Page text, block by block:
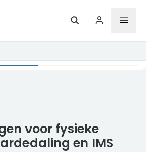
voor fysieke
en IMS